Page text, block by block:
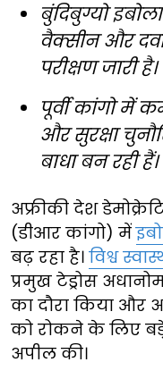
बुंदिबुग्यो
वैक्सीन और
परीक्षण जारी है।
पूर्वी कांगो में
और सुरक्षा
बाधा बन रही हैं।
अफ्रीकी देश
(डीआर कांगो) में
बढ़ रहा है। विश्व
प्रमुख टेड्रोस
का दौरा किया और
को रोकने के लिए
अपील की।